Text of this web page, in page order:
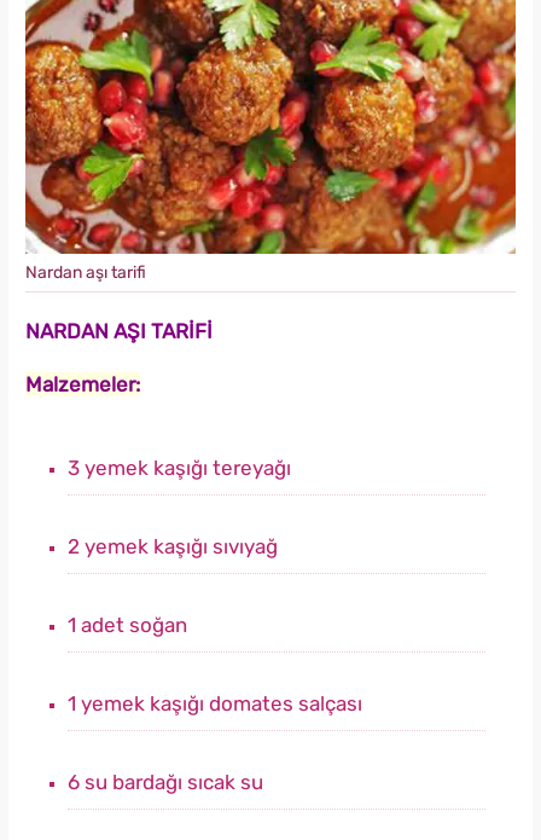
Nardan aşı tarifi
NARDAN AŞI TARİFİ
Malzemeler:
3 yemek kaşığı tereyağı
2 yemek kaşığı sıvıyağ
1 adet soğan
1 yemek kaşığı domates salçası
6 su bardağı sıcak su